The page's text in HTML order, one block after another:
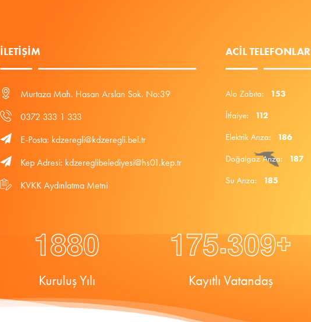
İLETIŞIM
Murtaza Mah. Hasan Arslan Sok. No:39
0372 333 1 333
E-Posta: kdzeregli@kdzeregli.bel.tr
Kep Adresi: kdzereglibelediyesi@hs01.kep.tr
KVKK Aydınlatma Metni
ACIL TELEFONLAR
Alo Zabıta: 153
İtfaiye: 112
Elektrik Arıza: 186
Doğalgaz Arıza: 187
Su Arıza: 185
1880
Kuruluş Yılı
175.309+
Kayıtlı Vatandaş